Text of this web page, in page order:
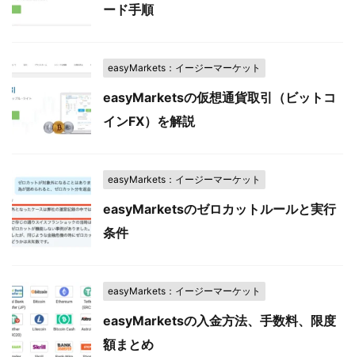
ード手順
easyMarkets：イージーマーケット
easyMarketsの仮想通貨取引（ビットコ
インFX）を解説
easyMarkets：イージーマーケット
easyMarketsのゼロカットルールと実行
条件
easyMarkets：イージーマーケット
easyMarketsの入金方法、手数料、限度
額まとめ